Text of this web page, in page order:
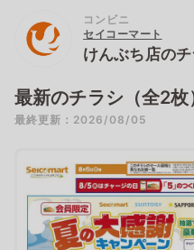
コンビニ
セイコーマート
けんぶち店の
最新のチラシ（全2枚
最終更新：2026/08/05